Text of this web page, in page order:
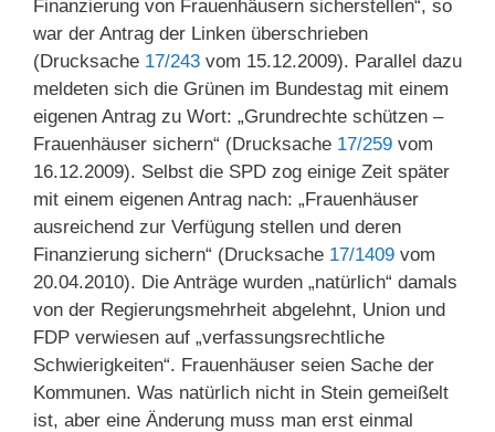
Finanzierung von Frauenhäusern sicherstellen“, so
war der Antrag der Linken überschrieben
(Drucksache 17/243 vom 15.12.2009). Parallel dazu
meldeten sich die Grünen im Bundestag mit einem
eigenen Antrag zu Wort: „Grundrechte schützen –
Frauenhäuser sichern“ (Drucksache 17/259 vom
16.12.2009). Selbst die SPD zog einige Zeit später
mit einem eigenen Antrag nach: „Frauenhäuser
ausreichend zur Verfügung stellen und deren
Finanzierung sichern“ (Drucksache 17/1409 vom
20.04.2010). Die Anträge wurden „natürlich“ damals
von der Regierungsmehrheit abgelehnt, Union und
FDP verwiesen auf „verfassungsrechtliche
Schwierigkeiten“. Frauenhäuser seien Sache der
Kommunen. Was natürlich nicht in Stein gemeißelt
ist, aber eine Änderung muss man erst einmal